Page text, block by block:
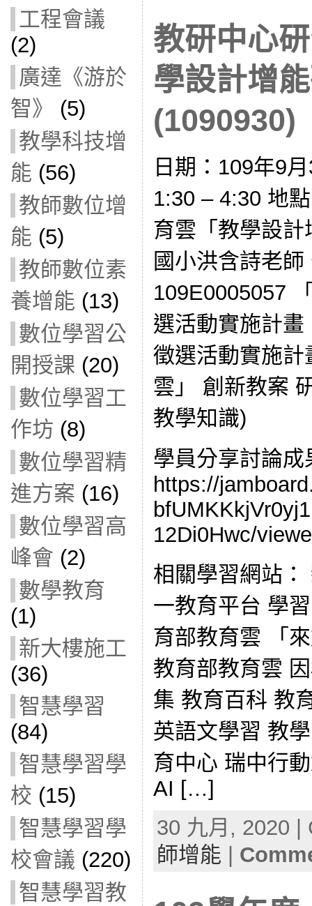
工程會議
(2)
廣達《游於
智》
(5)
教學科技增
能 (56)
教師數位增
能 (5)
教師數位素
養增能 (13)
數位學習公
開授課 (20)
數位學習工
作坊 (8)
數位學習精
進方案 (16)
數位學習高
峰會 (2)
數學教育
(1)
新大樓施工
(36)
智慧學習
(84)
智慧學習學
校 (15)
智慧學習學
校會議 (220)
智慧學習教
教研中心
學設計增
(1090930)
日期：109年9
1:30 – 4:30 地
育雲「教學設
國小洪含詩老
109E0005057
選活動實施計
徵選活動實施
雲」 創新教案
教學知識)
學員分享討論成
https://
12Di0Hwc/
相關學習網站
一教育平台 學
育部教育雲 「
教育部教育雲
集 教育百科 教
英語文學習 教
育中心 瑞中行
AI […]
30 九月, 2020
師增能